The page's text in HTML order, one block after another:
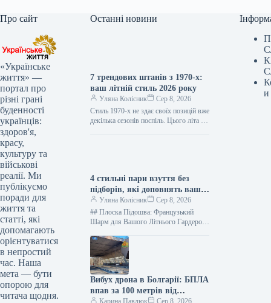
Про сайт
«Українське
життя» —
портал про
різні грані
буденності
українців:
здоров'я,
красу,
культуру та
військові
реалії. Ми
публікуємо
поради для
життя та
статті, які
допомагають
орієнтуватися
в непростий
час. Наша
мета — бути
опорою для
читача щодня.
Останні новини
7 трендових штанів з 1970-х:
ваш літній стиль 2026 року
Уляна Колісник
Сер 8, 2026
Стиль 1970-х не здає своїх позицій вже
декілька сезонів поспіль. Цього літа це
4 стильні пари взуття без
підборів, які доповнять ваш
літній образ
Уляна Колісник
Сер 8, 2026
## Плоска Підошва: Французький
Шарм для Вашого Літнього Гардеробу
шпильки! Сучасні модниці віддають
перевагу взуттю без…
Вибух дрона в Болгарії: БПЛА
впав за 100 метрів від
Карина Павлюк Сер 8, 2026
и